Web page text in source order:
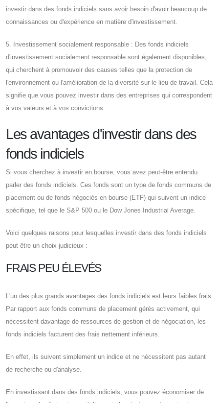
investir dans des fonds indiciels sans avoir besoin d'avoir beaucoup de
connaissances ou d'expérience en matière d'investissement.
5. Investissement socialement responsable : Des fonds indiciels
d'investissement socialement responsable sont également disponibles,
qui cherchent à promouvoir des causes telles que la protection de
l'environnement ou l'amélioration de la diversité sur le lieu de travail. Cela
signifie que vous pouvez investir dans des entreprises qui correspondent
à vos valeurs et à vos convictions.
Les avantages d'investir dans des
fonds indiciels
Si vous cherchez à investir en bourse, vous avez peut-être entendu
parler des fonds indiciels. Ces fonds sont un type de fonds communs de
placement ou de fonds négociés en bourse (ETF) qui suivent un indice
spécifique, tel que le S&P 500 ou le Dow Jones Industrial Average.
Voici quelques raisons pour lesquelles investir dans des fonds indiciels
peut être un choix judicieux :
FRAIS PEU ÉLEVÉS
L'un des plus grands avantages des fonds indiciels est leurs faibles frais.
Par rapport aux fonds communs de placement gérés activement, qui
nécessitent davantage de ressources de gestion et de négociation, les
fonds indiciels facturent des frais nettement inférieurs.
En effet, ils suivent simplement un indice et ne nécessitent pas autant
de recherche ou d'analyse.
En investissant dans des fonds indiciels, vous pouvez économiser de